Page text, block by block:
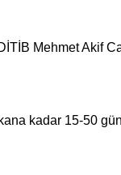
Mehmet Akif
kadar 15-50